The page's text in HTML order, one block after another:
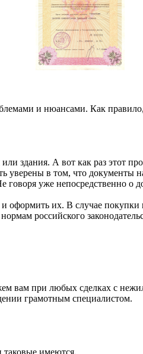
и нюансами. Как
здания. А вот как раз этот
уверены в том, что
говоря уже непосредственно о
оформить их. В случае
российского
вам при любых сделках с
грамотным специалистом.
имеются.